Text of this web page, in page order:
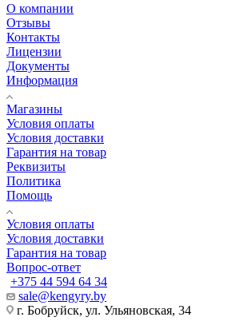
О компании
Отзывы
Контакты
Лицензии
Документы
Информация
Магазины
Условия оплаты
Условия доставки
Гарантия на товар
Реквизиты
Политика
Помощь
Условия оплаты
Условия доставки
Гарантия на товар
Вопрос-ответ
+375 44 594 64 34
sale@kengyry.by
г. Бобруйск, ул. Ульяновская, 34